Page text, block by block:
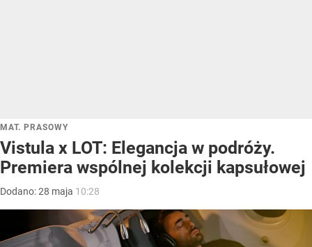
MAT. PRASOWY
Vistula x LOT: Elegancja w podróży.
Premiera wspólnej kolekcji kapsułowej
Dodano:28 maja 10:28